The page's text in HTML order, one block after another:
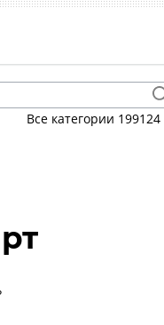
Все категории 199124